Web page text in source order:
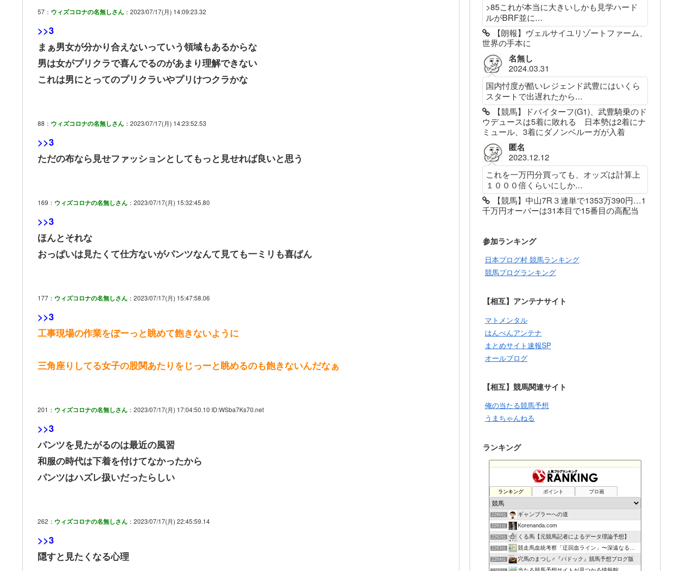
57： ウィズコロナの名無しさん ：2023/07/17(月) 14:09:23.32
>>3
まぁ男女が分かり合えないっていう領域もあるからな
男は女がプリクラで喜んでるのがあまり理解できない
これは男にとってのプリクラいやプリけつクラかな
88： ウィズコロナの名無しさん ：2023/07/17(月) 14:23:52.53
>>3
ただの布なら見せファッションとしてもっと見せれば良いと思う
169： ウィズコロナの名無しさん ：2023/07/17(月) 15:32:45.80
>>3
ほんとそれな
おっぱいは見たくて仕方ないがパンツなんて見ても一ミリも喜ばん
177： ウィズコロナの名無しさん ：2023/07/17(月) 15:47:58.06
>>3
工事現場の作業をぼーっと眺めて飽きないように
三角座りしてる女子の股関あたりをじっーと眺めるのも飽きないんだなぁ
201： ウィズコロナの名無しさん ：2023/07/17(月) 17:04:50.10 ID:WSba7Ks70.net
>>3
パンツを見たがるのは最近の風習
和服の時代は下着を付けてなかったから
パンツはハズレ扱いだったらしい
262： ウィズコロナの名無しさん ：2023/07/17(月) 22:45:59.14
>>3
隠すと見たくなる心理
>85これが本当に大きいしかも見学ハード
ルがBRF並に...
【朗報】ヴェルサイユリゾートファーム、
世界の手本に
名無し
2024.03.31
国内忖度が酷いレジェンド武豊にはいくら
スタートで出遅れたから...
【競馬】ドバイターフ(G1)、武豊騎乗のド
ウデュースは5着に敗れる 日本勢は2着にナ
ミュール、3着にダノンベルーガが入着
匿名
2023.12.12
これを一万円分買っても、オッズは計算上
１０００倍くらいにしか...
【競馬】中山7R３連単で1353万390円…1
千万円オーバーは31本目で15番目の高配当
参加ランキング
日本ブログ村 競馬ランキング
競馬ブログランキング
【相互】アンテナサイト
マトメンタル
はんぺんアンテナ
まとめサイト速報SP
オールブログ
【相互】競馬関連サイト
俺の当たる競馬予想
うまちゃんねる
ランキング
ランキング ポイント ブロ画
2260位 ギャンブラーへの道
2261位 Korenanda.com
2262位 くる馬【元競馬記者によるデータ理論予想】
2263位 競走馬血統考察「迂回血ライン」〜深遠なる血の連鎖〜
2264位 穴馬のまつし♂『パドック』競馬予想ブログ版